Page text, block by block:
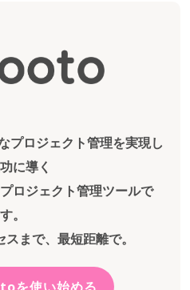
プロジェクト管理を実現し
に導く
ロジェクト管理ツールで
す。
まで、最短距離で。